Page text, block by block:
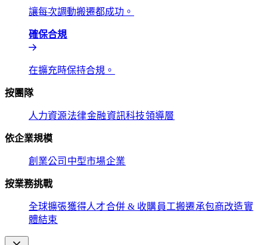
讓每次調動搬遷都成功。​​
確保合規​​
在擴充時保持合規。​​
按團隊​​
人力資源​​法律​​金融​​資訊科技​​領導層​​
依企業規模​​
創業公司​​ 中型市場​​企業​​
按業務挑戰​​
全球擴張​​獲得人才​​合併 & 收購​​員工搬遷​​承包商改造​​實
體結束​​